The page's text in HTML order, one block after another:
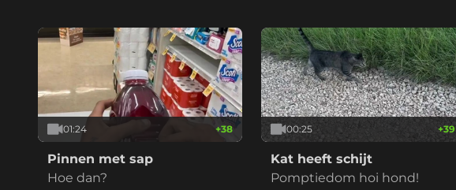
01:24 +38
Pinnen met sap
Hoe dan?
00:25 +39
Kat heeft schijt
Pomptiedom hoi hond!